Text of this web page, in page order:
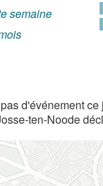
semaine
d'événement ce
ten-Noode